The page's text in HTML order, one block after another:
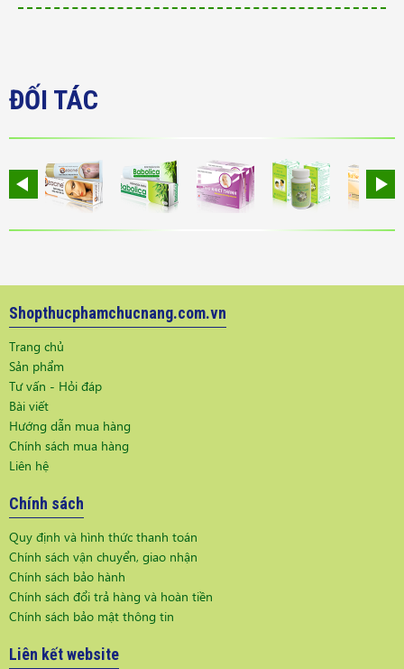
ĐỐI TÁC
Shopthucphamchucnang.com.vn
Trang chủ
Sản phẩm
Tư vấn - Hỏi đáp
Bài viết
Hướng dẫn mua hàng
Chính sách mua hàng
Liên hệ
Chính sách
Quy định và hình thức thanh toán
Chính sách vận chuyển, giao nhận
Chính sách bảo hành
Chính sách đổi trả hàng và hoàn tiền
Chính sách bảo mật thông tin
Liên kết website